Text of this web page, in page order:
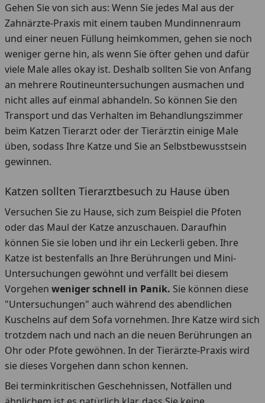
Gehen Sie von sich aus: Wenn Sie jedes Mal aus der
Zahnärzte-Praxis mit einem tauben Mundinnenraum
und einer neuen Füllung heimkommen, gehen sie noch
weniger gerne hin, als wenn Sie öfter gehen und dafür
viele Male alles okay ist. Deshalb sollten Sie von Anfang
an mehrere Routineuntersuchungen ausmachen und
nicht alles auf einmal abhandeln. So können Sie den
Transport und das Verhalten im Behandlungszimmer
beim Katzen Tierarzt oder der Tierärztin einige Male
üben, sodass Ihre Katze und Sie an Selbstbewusstsein
gewinnen.
Katzen sollten Tierarztbesuch zu Hause üben
Versuchen Sie zu Hause, sich zum Beispiel die Pfoten
oder das Maul der Katze anzuschauen. Daraufhin
können Sie sie loben und ihr ein Leckerli geben. Ihre
Katze ist bestenfalls an Ihre Berührungen und Mini-
Untersuchungen gewöhnt und verfällt bei diesem
Vorgehen weniger schnell in Panik. Sie können diese
"Untersuchungen" auch während des abendlichen
Kuschelns auf dem Sofa vornehmen. Ihre Katze wird sich
trotzdem nach und nach an die neuen Berührungen an
Ohr oder Pfote gewöhnen. In der Tierärzte-Praxis wird
sie dieses Vorgehen dann schon kennen.
Bei terminkritischen Geschehnissen, Notfällen und